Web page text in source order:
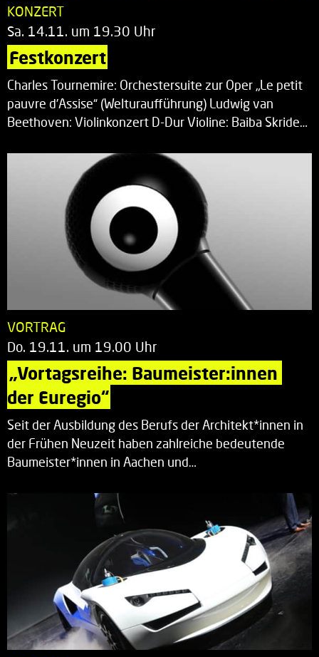
KONZERT
Sa. 14.11. um 19.30 Uhr
Festkonzert
Charles Tournemire: Orchestersuite zur Oper „Le petit
pauvre d’Assise“ (Welturaufführung) Ludwig van
Beethoven: Violinkonzert D-Dur Violine: Baiba Skride…
VORTRAG
Do. 19.11. um 19.00 Uhr
„Vortagsreihe: Baumeister:innen
der Euregio“
Seit der Ausbildung des Berufs der Architekt*innen in
der Frühen Neuzeit haben zahlreiche bedeutende
Baumeister*innen in Aachen und…